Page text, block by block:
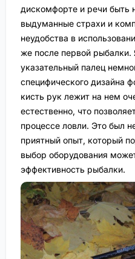
дискомфорте и речи быть
выдуманные страхи и
неудобства в
же после первой рыбалки.
указательный палец
специфического дизайна
кисть рук лежит на нем
естественно, что
процессе ловли. Это был
приятный опыт, который
выбор оборудования
эффективность рыбалки.